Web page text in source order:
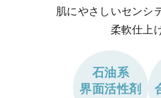
肌にやさしいセンシ
柔軟仕上
石油系
界面活性剤